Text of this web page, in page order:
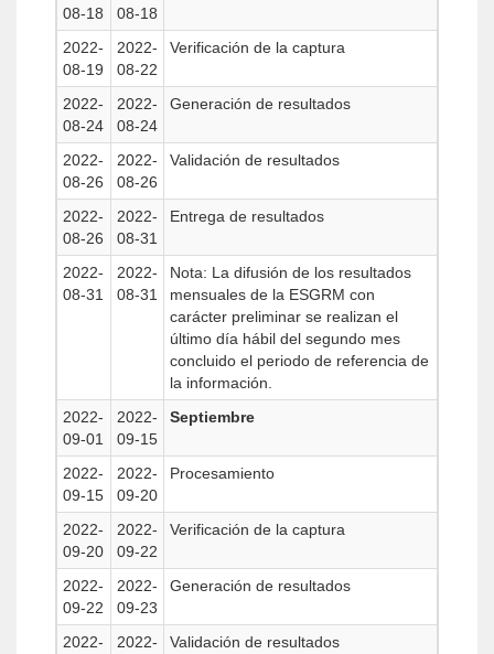
08-18
08-18
2022-
08-19
2022-
08-22
Verificación de la captura
2022-
08-24
2022-
08-24
Generación de resultados
2022-
08-26
2022-
08-26
Validación de resultados
2022-
08-26
2022-
08-31
Entrega de resultados
2022-
08-31
2022-
08-31
Nota: La difusión de los resultados
mensuales de la ESGRM con
carácter preliminar se realizan el
último día hábil del segundo mes
concluido el periodo de referencia de
la información.
2022-
09-01
2022-
09-15
Septiembre
2022-
09-15
2022-
09-20
Procesamiento
2022-
09-20
2022-
09-22
Verificación de la captura
2022-
09-22
2022-
09-23
Generación de resultados
2022-
2022-
Validación de resultados